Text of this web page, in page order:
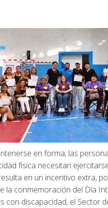
en forma, las
física necesitan
en un incentivo extra,
la conmemoración del Día
con discapacidad, el Sector